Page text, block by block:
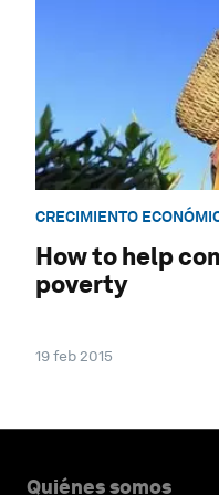
CRECIMIENTO
How to help
poverty
19 feb 2015
Quiénes somos